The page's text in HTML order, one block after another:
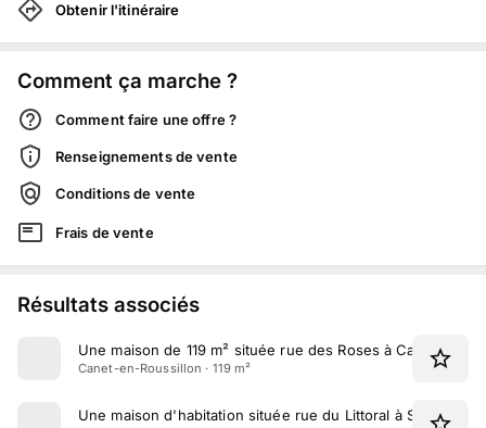
Obtenir l'itinéraire
Comment ça marche ?
Comment faire une offre ?
Renseignements de vente
Conditions de vente
Frais de vente
Résultats associés
Une maison de 119 m² située rue des Roses à Canet-en-
Canet-en-Roussillon · 119 m²
Une maison d'habitation située rue du Littoral à Saint-